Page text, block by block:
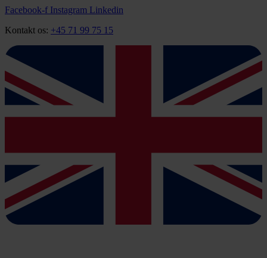
Videre
indhold
Facebook-f Instagram Linkedin
Kontakt os: +45 71 99 75 15